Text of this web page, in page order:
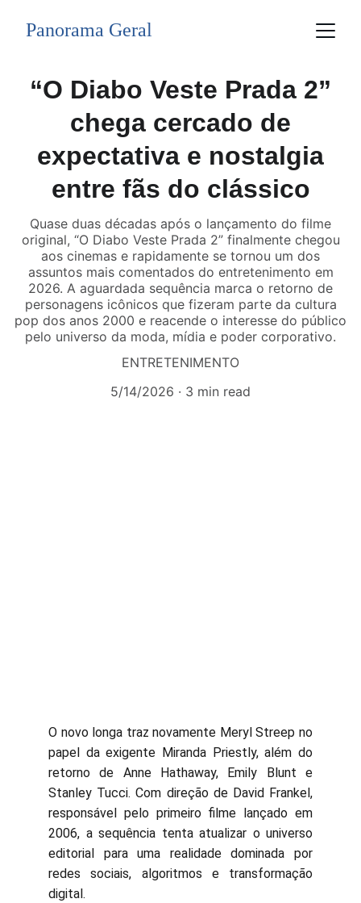
Panorama Geral
“O Diabo Veste Prada 2”
chega cercado de
expectativa e nostalgia
entre fãs do clássico
Quase duas décadas após o lançamento do filme
original, “O Diabo Veste Prada 2” finalmente chegou
aos cinemas e rapidamente se tornou um dos
assuntos mais comentados do entretenimento em
2026. A aguardada sequência marca o retorno de
personagens icônicos que fizeram parte da cultura
pop dos anos 2000 e reacende o interesse do público
pelo universo da moda, mídia e poder corporativo.
ENTRETENIMENTO
5/14/2026
3 min read
O novo longa traz novamente Meryl Streep no
papel da exigente Miranda Priestly, além do
retorno de Anne Hathaway, Emily Blunt e
Stanley Tucci. Com direção de David Frankel,
responsável pelo primeiro filme lançado em
2006, a sequência tenta atualizar o universo
editorial para uma realidade dominada por
redes sociais, algoritmos e transformação
digital.